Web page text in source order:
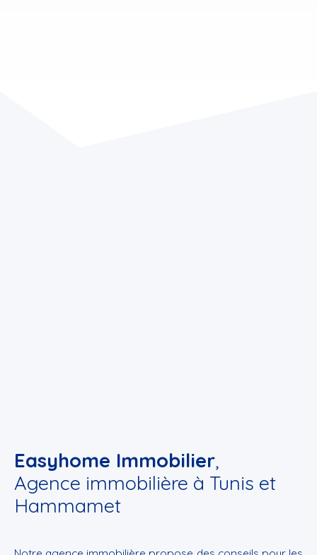
Easyhome Immobilier,
Agence immobilière à Tunis et
Hammamet